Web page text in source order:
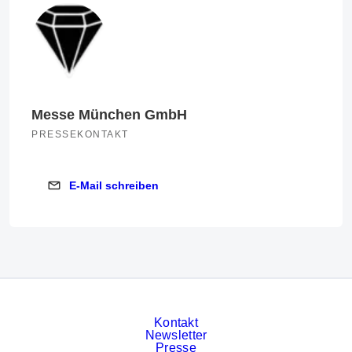
Messe München GmbH
PRESSEKONTAKT
E-Mail schreiben
E-Mail schreiben
Kontakt
Newsletter
Presse